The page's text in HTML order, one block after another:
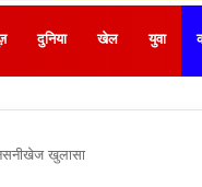
दुनिया खेल युवा
खुलासा